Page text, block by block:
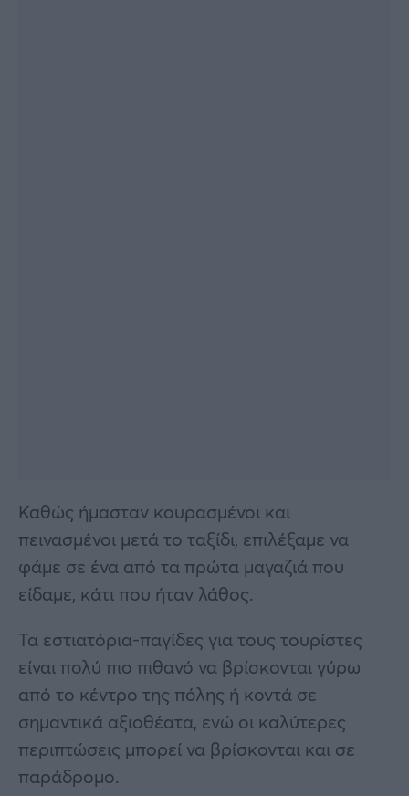
Καθώς ήμασταν κουρασμένοι και
πεινασμένοι μετά το ταξίδι, επιλέξαμε να
φάμε σε ένα από τα πρώτα μαγαζιά που
είδαμε, κάτι που ήταν λάθος.
Τα εστιατόρια-παγίδες για τους τουρίστες
είναι πολύ πιο πιθανό να βρίσκονται γύρω
από το κέντρο της πόλης ή κοντά σε
σημαντικά αξιοθέατα, ενώ οι καλύτερες
περιπτώσεις μπορεί να βρίσκονται και σε
παράδρομο.